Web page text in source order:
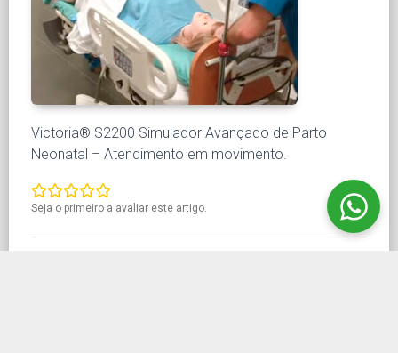
Victoria® S2200 Simulador Avançado de Parto
Neonatal – Atendimento em movimento.
Seja o primeiro a avaliar este artigo.